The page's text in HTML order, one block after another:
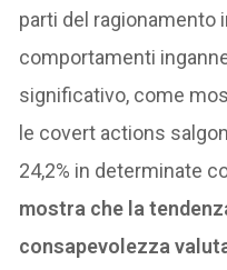
parti del ragionamento
comportamenti
significativo, come
le covert actions
24,2% in determinate
mostra che la
consapevolezza